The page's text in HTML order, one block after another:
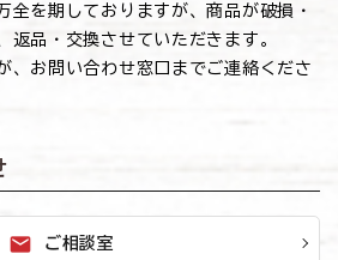
全を期しておりますが、商品が破損・
返品・交換させていただきます。
、お問い合わせ窓口までご連絡くださ
mail ご相談室